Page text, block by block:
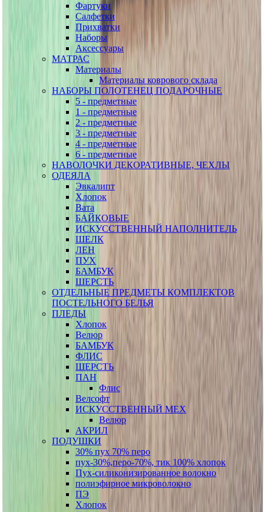
Фартуки
Салфетки
Прихватки
Наборы
Аксессуары
МАТРАС
Материалы
Материалы коврового склада
НАБОРЫ ПОЛОТЕНЕЦ ПОДАРОЧНЫЕ
5 - предметные
1 - предметные
2 - предметные
3 - предметные
4 - предметные
6 - предметные
НАВОЛОЧКИ ДЕКОРАТИВНЫЕ, ЧЕХЛЫ
ОДЕЯЛА
Эвкалипт
Хлопок
Вата
БАЙКОВЫЕ
ИСКУССТВЕННЫЙ НАПОЛНИТЕЛЬ
ШЕЛК
ЛЕН
ПУХ
БАМБУК
ШЕРСТЬ
ОТДЕЛЬНЫЕ ПРЕДМЕТЫ КОМПЛЕКТОВ
ПОСТЕЛЬНОГО БЕЛЬЯ
ПЛЕДЫ
Хлопок
Велюр
БАМБУК
ФЛИС
ШЕРСТЬ
ПАН
Флис
Велсофт
ИСКУССТВЕННЫЙ МЕХ
Велюр
АКРИЛ
ПОДУШКИ
30% пух 70% перо
пух-30%,перо-70%, тик 100% хлопок
Пух-силиконизированное волокно
полиэфирное микроволокно
ПЭ
Хлопок